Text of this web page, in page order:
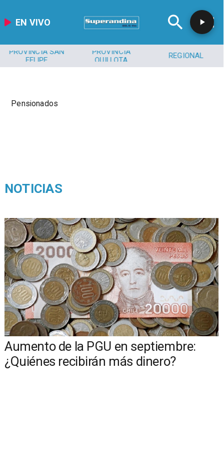
EN VIVO
PROVINCIA SAN
FELIPE
PROVINCIA
QUILLOTA
REGIONAL
Pensionados
NOTICIAS
Aumento de la PGU en septiembre:
¿Quiénes recibirán más dinero?